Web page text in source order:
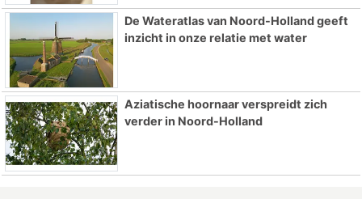
De Wateratlas van Noord-Holland geeft
inzicht in onze relatie met water
Aziatische hoornaar verspreidt zich
verder in Noord-Holland